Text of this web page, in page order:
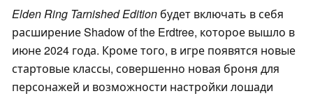
Elden Ring Tarnished Edition будет включать в себя
расширение Shadow of the Erdtree, которое вышло в
июне 2024 года. Кроме того, в игре появятся новые
стартовые классы, совершенно новая броня для
персонажей и возможности настройки лошади